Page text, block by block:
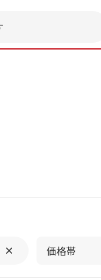
価格帯